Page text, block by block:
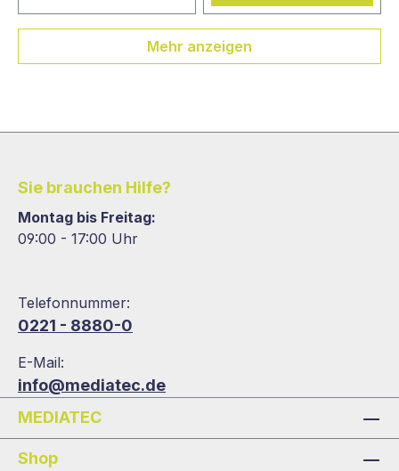
Mehr anzeigen
Sie brauchen Hilfe?
Montag bis Freitag:
09:00 - 17:00 Uhr
Telefonnummer:
0221 - 8880-0
E-Mail:
info@mediatec.de
MEDIATEC
Shop